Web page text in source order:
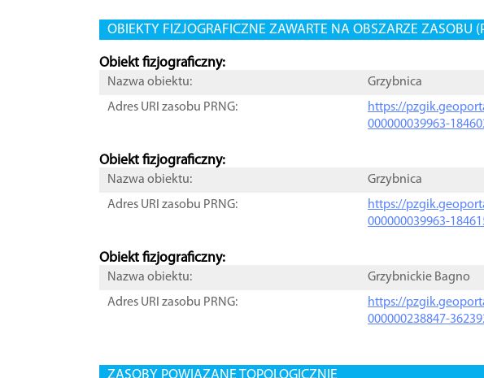
OBIEKTY FIZJOGRAFICZNE ZAWARTE NA OBSZARZE ZASOBU
Obiekt fizjograficzny:
Nazwa obiektu:
Grzybnica
Adres URI zasobu PRNG:
https://
000000039963-
Obiekt fizjograficzny:
Nazwa obiektu:
Grzybnica
Adres URI zasobu PRNG:
https://
000000039963-
Obiekt fizjograficzny:
Nazwa obiektu:
Grzybnickie Bagno
Adres URI zasobu PRNG:
https://
000000238847-
ZASOBY POWIĄZANE TOPOLOGICZNIE